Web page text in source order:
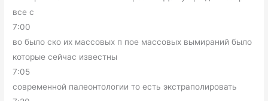
все с
7:00
во было ско их массовых п пое массовых вымираний было
которые сейчас известны
7:05
современной палеонтологии то есть экстраполировать